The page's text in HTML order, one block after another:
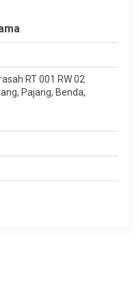
RT 001 RW 02
Pajang, Benda,